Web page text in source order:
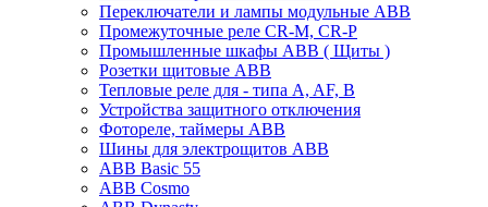
Переключатели и лампы модульные ABB
Промежуточные реле CR-M, CR-P
Промышленные шкафы ABB ( Щиты )
Розетки щитовые ABB
Тепловые реле для - типа A, AF, B
Устройства защитного отключения
Фотореле, таймеры ABB
Шины для электрощитов АВВ
ABB Basic 55
ABB Cosmo